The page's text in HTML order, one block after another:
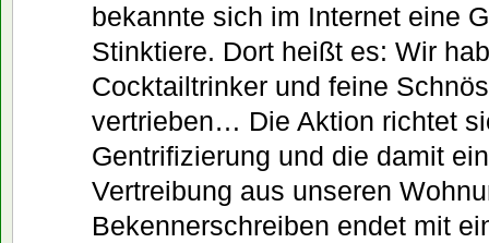
bekannte sich im Internet eine
Stinktiere. Dort heißt es: Wir
Cocktailtrinker und feine
vertrieben… Die Aktion richtet
Gentrifizierung und die damit
Vertreibung aus unseren
Bekennerschreiben endet mit